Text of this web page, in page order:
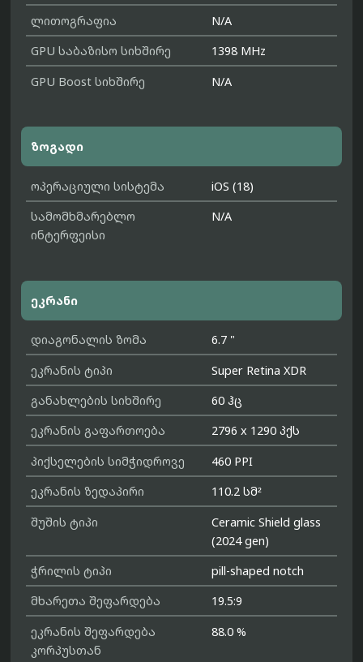
ლითოგრაფია
N/A
GPU საბაზისო სიხშირე
1398 MHz
GPU Boost სიხშირე
N/A
ზოგადი
ოპერაციული სისტემა
iOS (18)
სამომხმარებლო
ინტერფეისი
N/A
ეკრანი
დიაგონალის ზომა
6.7 "
ეკრანის ტიპი
Super Retina XDR
განახლების სიხშირე
60 ჰც
ეკრანის გაფართოება
2796 x 1290 პქს
პიქსელების სიმჭიდროვე
460 PPI
ეკრანის ზედაპირი
110.2 სმ²
შუშის ტიპი
Ceramic Shield glass
(2024 gen)
ჭრილის ტიპი
pill-shaped notch
მხარეთა შეფარდება
19.5:9
ეკრანის შეფარდება
კორპუსთან
88.0 %